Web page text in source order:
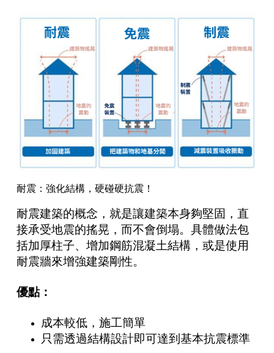
耐震：強化結構，硬碰硬抗震！
耐震建築的概念，就是讓建築本身夠堅固，直
接承受地震的搖晃，而不會倒塌。具體做法包
括加厚柱子、增加鋼筋混凝土結構，或是使用
耐震牆來增強建築剛性。
優點：
成本較低，施工簡單
只需透過結構設計即可達到基本抗震標準